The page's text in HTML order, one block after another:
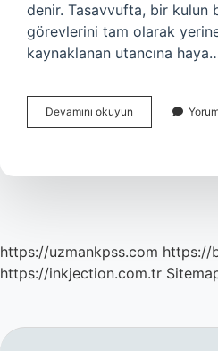
denir. Tasavvufta, bir kulun
görevlerini tam olarak
kaynaklanan utancına
Devamını okuyun
Neye
https://uzmankpss.com https://
https://inkjection.com.tr